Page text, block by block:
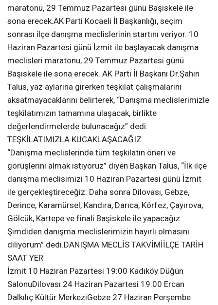
maratonu, 29 Temmuz Pazartesi günü Başiskele ile
sona erecek.AK Parti Kocaeli İl Başkanlığı, seçim
sonrası ilçe danışma meclislerinin startını veriyor. 10
Haziran Pazartesi günü İzmit ile başlayacak danışma
meclisleri maratonu, 29 Temmuz Pazartesi günü
Başiskele ile sona erecek. AK Parti İl Başkanı Dr.Şahin
Talus, yaz aylarına girerken teşkilat çalışmalarını
aksatmayacaklarını belirterek, “Danışma meclislerimizle
teşkilatımızın tamamına ulaşacak, birlikte
değerlendirmelerde bulunacağız” dedi.
TEŞKİLATIMIZLA KUCAKLAŞACAĞIZ
“Danışma meclislerinde tüm teşkilatın öneri ve
görüşlerini almak istiyoruz” diyen Başkan Talus, “İlk ilçe
danışma meclisimizi 10 Haziran Pazartesi günü İzmit
ile gerçekleştireceğiz. Daha sonra Dilovası, Gebze,
Derince, Karamürsel, Kandıra, Darıca, Körfez, Çayırova,
Gölcük, Kartepe ve finali Başiskele ile yapacağız.
Şimdiden danışma meclislerimizin hayırlı olmasını
diliyorum” dedi.DANIŞMA MECLİS TAKVİMİİLÇE TARİH
SAAT YER
İzmit 10 Haziran Pazartesi 19:00 Kadıköy Düğün
SalonuDilovası 24 Haziran Pazartesi 19:00 Ercan
Dalkılıç Kültür MerkeziGebze 27 Haziran Perşembe